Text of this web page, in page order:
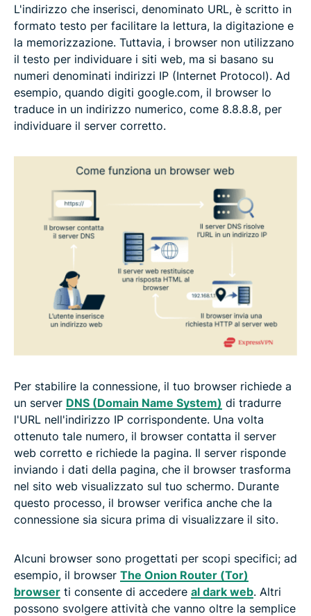
L'indirizzo che inserisci, denominato URL, è scritto in
formato testo per facilitare la lettura, la digitazione e
la memorizzazione. Tuttavia, i browser non utilizzano
il testo per individuare i siti web, ma si basano su
numeri denominati indirizzi IP (Internet Protocol). Ad
esempio, quando digiti google.com, il browser lo
traduce in un indirizzo numerico, come 8.8.8.8, per
individuare il server corretto.
Per stabilire la connessione, il tuo browser richiede a
un server DNS (Domain Name System) di tradurre
l'URL nell'indirizzo IP corrispondente. Una volta
ottenuto tale numero, il browser contatta il server
web corretto e richiede la pagina. Il server risponde
inviando i dati della pagina, che il browser trasforma
nel sito web visualizzato sul tuo schermo. Durante
questo processo, il browser verifica anche che la
connessione sia sicura prima di visualizzare il sito.
Alcuni browser sono progettati per scopi specifici; ad
esempio, il browser The Onion Router (Tor)
browser ti consente di accedere al dark web. Altri
possono svolgere attività che vanno oltre la semplice